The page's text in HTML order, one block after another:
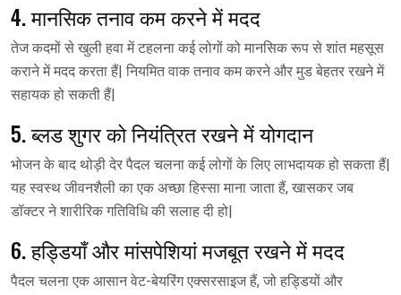
4. मानसिक तनाव कम करने में मदद
तेज कदमों से खुली हवा में टहलना कई लोगों को मानसिक रूप से शांत महसूस
कराने में मदद करता हैं| नियमित वाक तनाव कम करने और मुड बेहतर रखने में
सहायक हो सकती हैं|
5. ब्लड शुगर को नियंत्रित रखने में योगदान
भोजन के बाद थोड़ी देर पैदल चलना कई लोगों के लिए लाभदायक हो सकता हैं|
यह स्वस्थ जीवनशैली का एक अच्छा हिस्सा माना जाता हैं, खासकर जब
डॉक्टर ने शारीरिक गतिविधि की सलाह दी हो|
6. हड्डियाँ और मांसपेशियां मजबूत रखने में मदद
पैदल चलना एक आसान वेट-बेयरिंग एक्सरसाइज हैं, जो हड्डियों और